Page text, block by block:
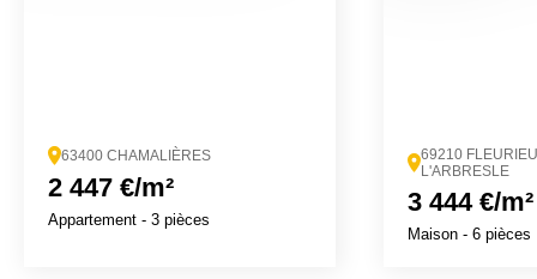
63400 CHAMALIÈRES
2 447 €/m²
Appartement - 3 pièces
69210
L'ARBRESLE
3 444 €/m²
Maison - 6 pièces